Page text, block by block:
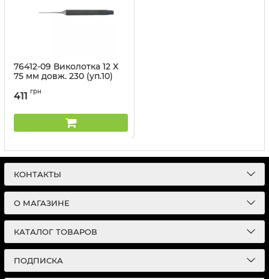
76412-09 Виколотка 12 Х
75 мм довж. 230 (уп.10)
411 грн
КОНТАКТЫ
О МАГАЗИНЕ
КАТАЛОГ ТОВАРОВ
ПОДПИСКА